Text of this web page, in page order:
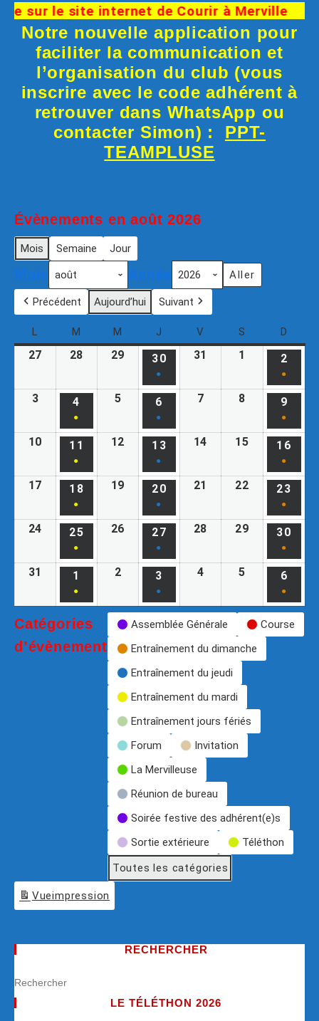
sur le site internet de Courir à Merville
Notre nouvelle application pour
faciliter la communication et
l’organisation du club (vous
inscrire avec le code adhérent à
retrouver dans WhatsApp ou
contacter Simon) : PPT-
TEAMPLUSE
Évènements en août 2026
Mois Semaine Jour
Mois Année
Précédent Aujourd’hui Suivant
L M M J V S D
27 28 29 30
●
31 1 2
●
3 4
●
5 6
●
7 8 9
●
10 11
●
12 13
●
14 15 16
●
17 18
●
19 20
●
21 22 23
●
24 25
●
26 27
●
28 29 30
●
31 1
●
2 3
●
4 5 6
●
Catégories
d’évènement
Assemblée Générale
Course
Entraînement du dimanche
Entraînement du jeudi
Entraînement du mardi
Entraînement jours fériés
Forum
Invitation
La Mervilleuse
Réunion de bureau
Soirée festive des adhérent(e)s
Sortie extérieure
Téléthon
Toutes les catégories
Vueimpression
RECHERCHER
LE TÉLÉTHON 2026